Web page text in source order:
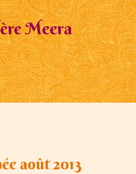
Meera
août 2013